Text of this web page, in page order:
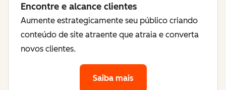
Encontre e alcance clientes
Aumente estrategicamente seu público criando
conteúdo de site atraente que atraia e converta
novos clientes.
Saiba mais